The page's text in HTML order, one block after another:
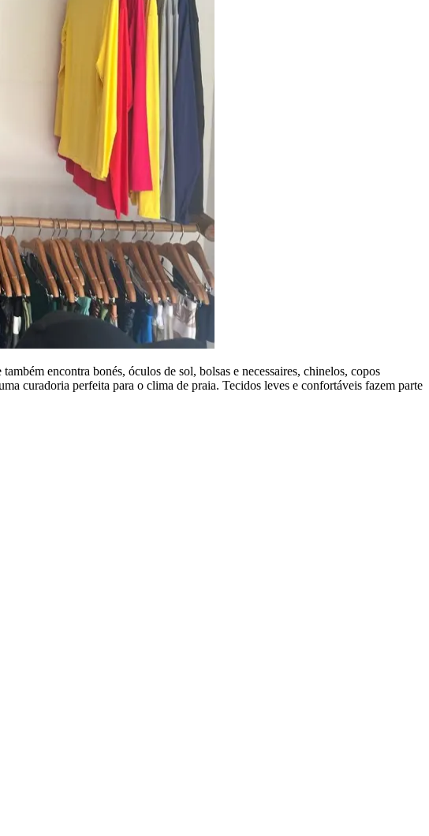
encontra bonés, óculos de sol, bolsas e necessaires, chinelos, copos
curadoria perfeita para o clima de praia. Tecidos leves e confortáveis fazem parte